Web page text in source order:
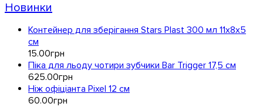
Новинки
Контейнер для зберігання Stars Plast 300 мл 11х8х5
см
15.00грн
Піка для льоду чотири зубчики Bar Trigger 17,5 см
625.00грн
Ніж офіціанта Pixel 12 см
60.00грн